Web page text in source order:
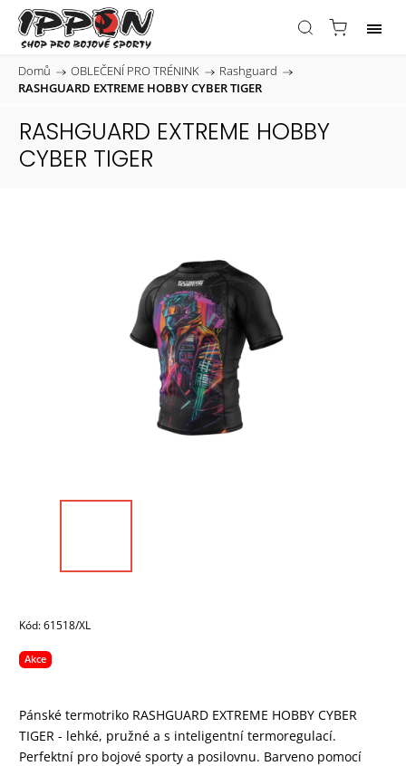
Domů / OBLEČENÍ PRO TRÉNINK / Rashguard /
RASHGUARD EXTREME HOBBY CYBER TIGER
RASHGUARD EXTREME HOBBY
CYBER TIGER
Kód:61518/XL
Akce
Pánské termotriko RASHGUARD EXTREME HOBBY CYBER
TIGER - lehké, pružné a s inteligentní termoregulací.
Perfektní pro bojové sporty a posilovnu. Barveno pomocí